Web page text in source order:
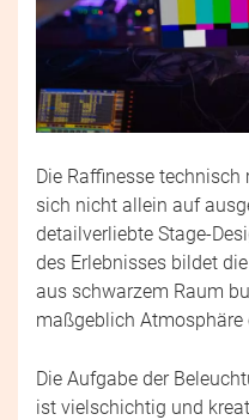
Die Raffinesse
sich nicht allein auf
detailverliebte Stage-
des Erlebnisses bildet die
aus schwarzem Raum
maßgeblich Atmosphäre
Die Aufgabe der
ist vielschichtig und